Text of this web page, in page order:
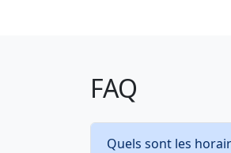
FAQ
Quels sont les